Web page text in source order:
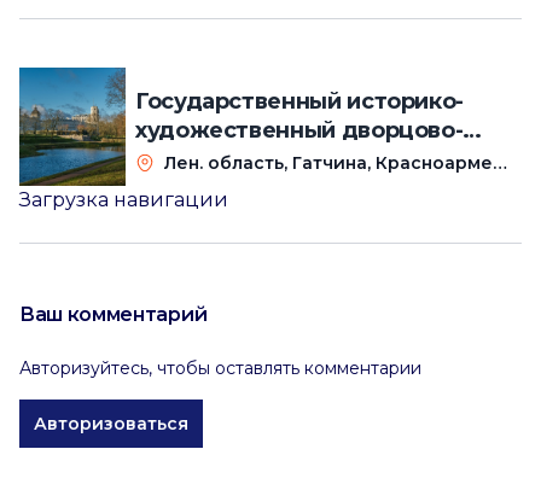
Государственный историко-
художественный дворцово-
парковый музей-заповедник
Лен. область, Гатчина, Красноармейский пр, 1
Загрузка навигации
Ваш комментарий
Авторизуйтесь, чтобы оставлять комментарии
Авторизоваться